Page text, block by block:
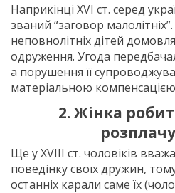
Наприкінці ХVІ ст. серед
званий “заговор
неповнолітніх дітей
одруження. Угода
а порушення її
матеріальною
2. Жінка
Ще у ХVІІІ ст. чоловіків
поведінку своїх дружин,
останніх карали саме їх